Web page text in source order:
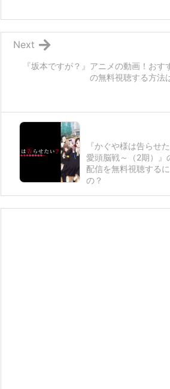
『坂本ですが？』アニメの動画！おす
の無料視聴する方法
Next
『かぐや様は告らせ
愛頭脳戦～（2期）』
配信を無料視聴する
の？